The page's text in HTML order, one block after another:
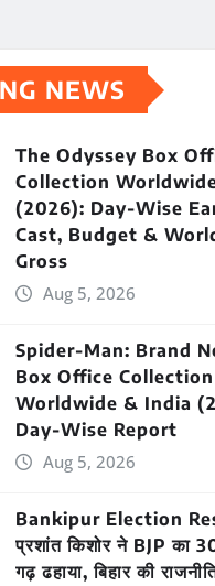
NEWS
The Odyssey Box
Collection
(2026): Day-Wise
Cast, Budget &
Gross
Aug 5, 2026
Spider-Man: Brand
Box Office Collection
Worldwide & India
Day-Wise Report
Aug 5, 2026
Bankipur Election
प्रशांत किशोर ने BJP का
गढ़ ढहाया, बिहार की